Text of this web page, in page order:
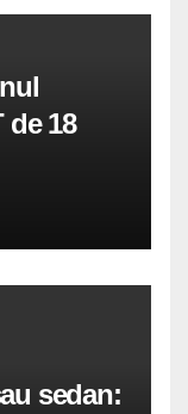
de 18
sedan: